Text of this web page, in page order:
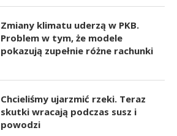
Zmiany klimatu uderzą w PKB.
Problem w tym, że modele
pokazują zupełnie różne rachunki
Chcieliśmy ujarzmić rzeki. Teraz
skutki wracają podczas susz i
powodzi